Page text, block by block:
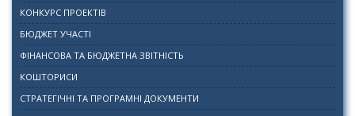
КОНКУРС ПРОЕКТІВ
БЮДЖЕТ УЧАСТІ
ФІНАНСОВА ТА БЮДЖЕТНА ЗВІТНІСТЬ
КОШТОРИСИ
СТРАТЕГІЧНІ ТА ПРОГРАМНІ ДОКУМЕНТИ